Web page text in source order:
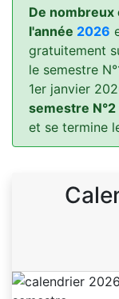
De
l'année 2026
gratuitement
le semestre
1er janvier
semestre
et se termine